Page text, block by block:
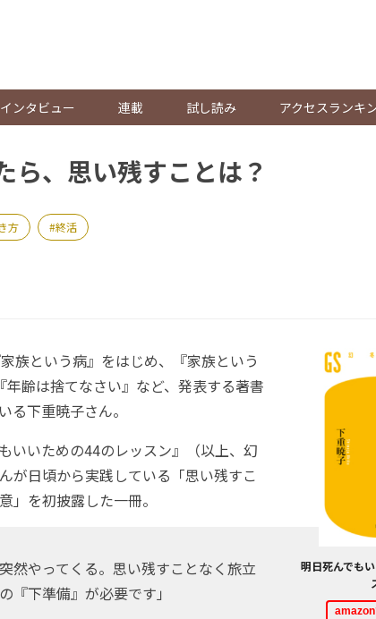
インタビュー 連載 試し読み アクセスランキ
ら、思い残すことは？
方 終活
明日死んでも
族という病』をはじめ、『家族という
齢は捨てなさい』など、発表する著書
る下重暁子さん。
いいための44のレッスン』（以上、幻
が日頃から実践している「思い残すこ
」を初披露した一冊。
然やってくる。思い残すことなく旅立
『下準備』が必要です」